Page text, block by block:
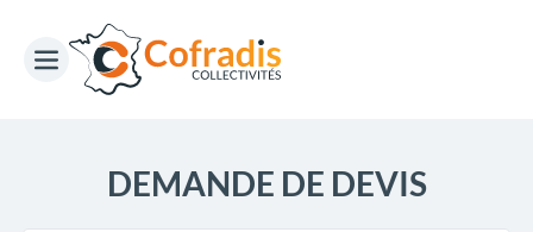
DEMANDE DE DEVIS